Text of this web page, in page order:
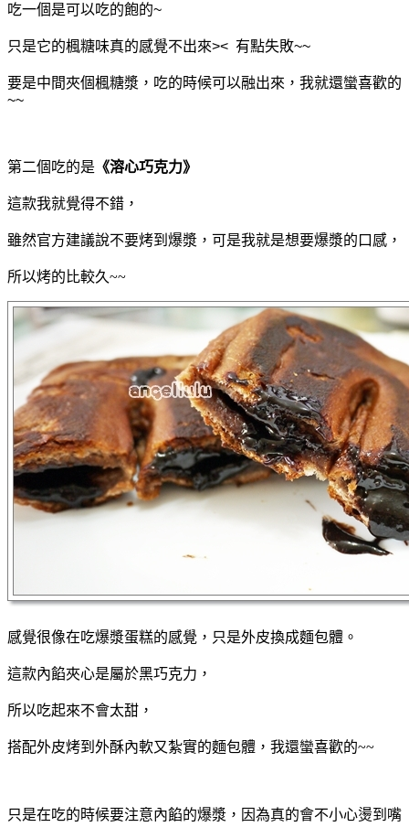
吃一個是可以吃的飽的~
只是它的楓糖味真的感覺不出來>< 有點失敗~~
要是中間夾個楓糖漿，吃的時候可以融出來，我就還蠻喜歡的
~~
第二個吃的是 《溶心巧克力》
這款我就覺得不錯，
雖然官方建議說不要烤到爆漿，可是我就是想要爆漿的口感，
所以烤的比較久~~
感覺很像在吃爆漿蛋糕的感覺，只是外皮換成麵包體。
這款內餡夾心是屬於黑巧克力，
所以吃起來不會太甜，
搭配外皮烤到外酥內軟又紮實的麵包體，我還蠻喜歡的~~
只是在吃的時候要注意內餡的爆漿，因為真的會不小心燙到嘴